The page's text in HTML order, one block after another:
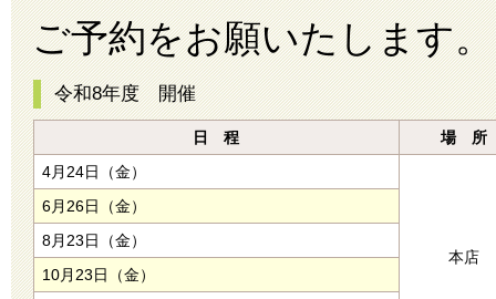
ご予約をお願いたします。
令和8年度 開催
日 程
場 所
4月24日（金）
本店
6月26日（金）
8月23日（金）
10月23日（金）